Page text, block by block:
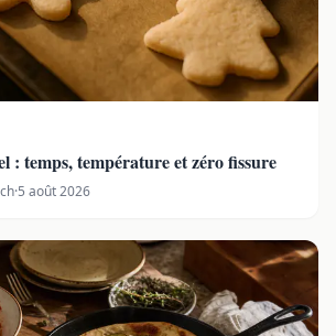
: temps, température et zéro fissure
·5 août 2026